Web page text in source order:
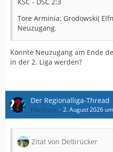
Tore Arminia: Grodowski(
Neuzugang.
Könnte Neuzugang am Ende
in der 2. Liga werden?
Der Regionalliga-Thread
Hitchcock 2. August 2026
Zitat von Delbrücker